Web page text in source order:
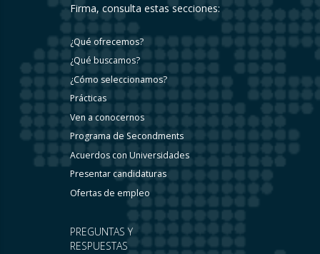
PREGUNTAS Y
RESPUESTAS
Firma, consulta estas secciones:
¿Qué ofrecemos?
¿Qué buscamos?
¿Cómo seleccionamos?
Prácticas
Ven a conocernos
Programa de Secondments
Acuerdos con Universidades
Presentar candidaturas
Ofertas de empleo